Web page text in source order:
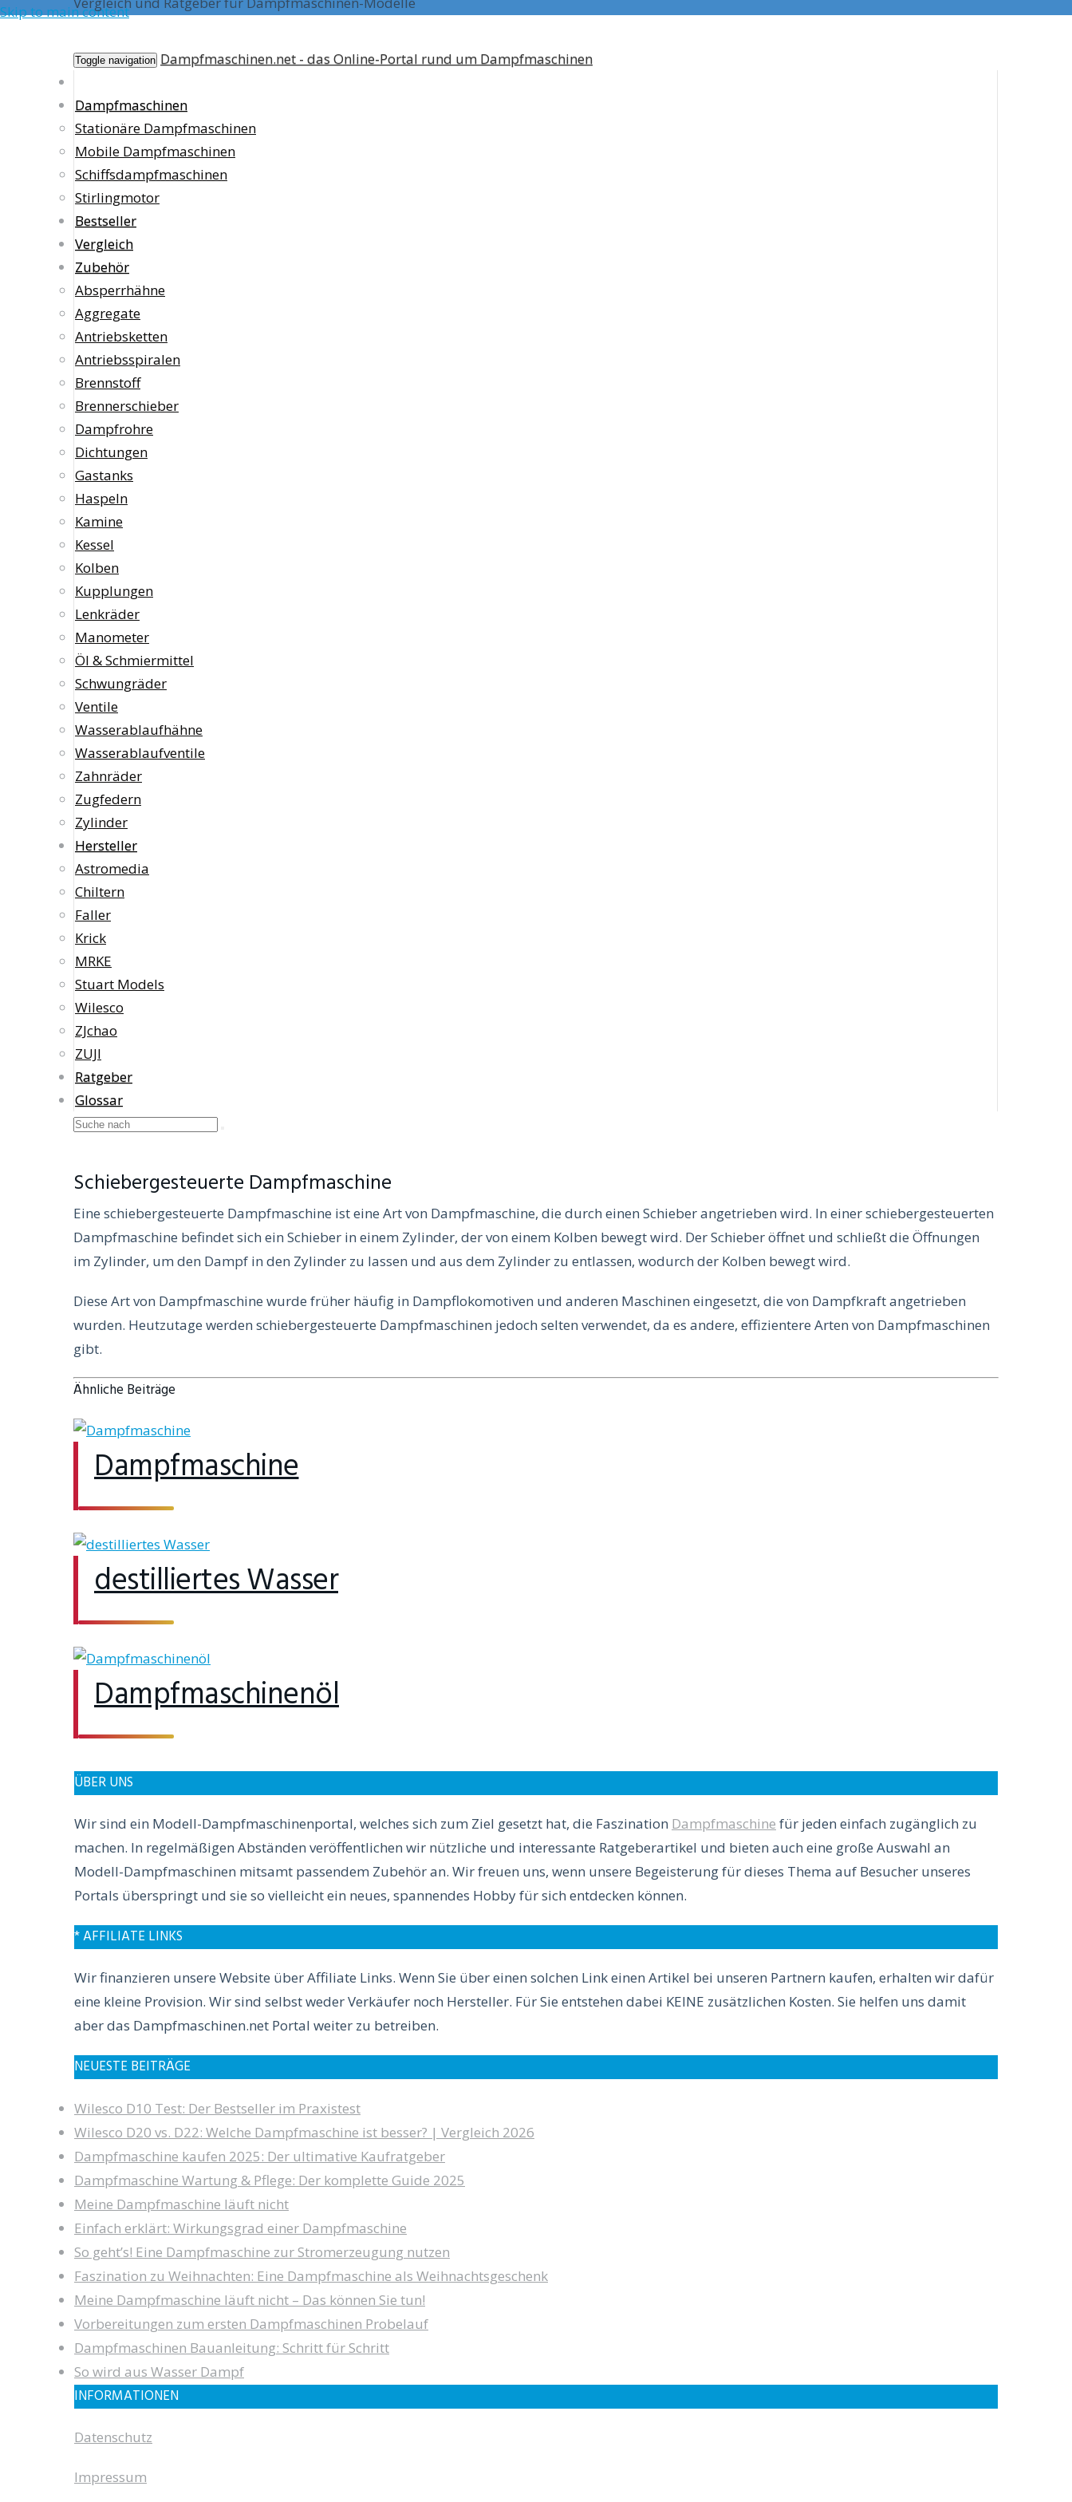
Skip to main content
Toggle navigation Dampfmaschinen.net - das Online-Portal rund um Dampfmaschinen
Dampfmaschinen
Stationäre Dampfmaschinen
Mobile Dampfmaschinen
Schiffsdampfmaschinen
Stirlingmotor
Bestseller
Vergleich
Zubehör
Absperrhähne
Aggregate
Antriebsketten
Antriebsspiralen
Brennstoff
Brennerschieber
Dampfrohre
Dichtungen
Gastanks
Haspeln
Kamine
Kessel
Kolben
Kupplungen
Lenkräder
Manometer
Öl & Schmiermittel
Schwungräder
Ventile
Wasserablaufhähne
Wasserablaufventile
Zahnräder
Zugfedern
Zylinder
Hersteller
Astromedia
Chiltern
Faller
Krick
MRKE
Stuart Models
Wilesco
ZJchao
ZUJI
Ratgeber
Glossar
Schiebergesteuerte Dampfmaschine
Eine schiebergesteuerte Dampfmaschine ist eine Art von Dampfmaschine, die durch einen Schieber angetrieben wird. In einer schiebergesteuerten
Dampfmaschine befindet sich ein Schieber in einem Zylinder, der von einem Kolben bewegt wird. Der Schieber öffnet und schließt die Öffnungen
im Zylinder, um den Dampf in den Zylinder zu lassen und aus dem Zylinder zu entlassen, wodurch der Kolben bewegt wird.
Diese Art von Dampfmaschine wurde früher häufig in Dampflokomotiven und anderen Maschinen eingesetzt, die von Dampfkraft angetrieben
wurden. Heutzutage werden schiebergesteuerte Dampfmaschinen jedoch selten verwendet, da es andere, effizientere Arten von Dampfmaschinen
gibt.
Ähnliche Beiträge
Dampfmaschine
destilliertes Wasser
Dampfmaschinenöl
ÜBER UNS
Wir sind ein Modell-Dampfmaschinenportal, welches sich zum Ziel gesetzt hat, die Faszination Dampfmaschine für jeden einfach zugänglich zu
machen. In regelmäßigen Abständen veröffentlichen wir nützliche und interessante Ratgeberartikel und bieten auch eine große Auswahl an
Modell-Dampfmaschinen mitsamt passendem Zubehör an. Wir freuen uns, wenn unsere Begeisterung für dieses Thema auf Besucher unseres
Portals überspringt und sie so vielleicht ein neues, spannendes Hobby für sich entdecken können.
* AFFILIATE LINKS
Wir finanzieren unsere Website über Affiliate Links. Wenn Sie über einen solchen Link einen Artikel bei unseren Partnern kaufen, erhalten wir dafür
eine kleine Provision. Wir sind selbst weder Verkäufer noch Hersteller. Für Sie entstehen dabei KEINE zusätzlichen Kosten. Sie helfen uns damit
aber das Dampfmaschinen.net Portal weiter zu betreiben.
NEUESTE BEITRÄGE
Wilesco D10 Test: Der Bestseller im Praxistest
Wilesco D20 vs. D22: Welche Dampfmaschine ist besser? | Vergleich 2026
Dampfmaschine kaufen 2025: Der ultimative Kaufratgeber
Dampfmaschine Wartung & Pflege: Der komplette Guide 2025
Meine Dampfmaschine läuft nicht
Einfach erklärt: Wirkungsgrad einer Dampfmaschine
So geht’s! Eine Dampfmaschine zur Stromerzeugung nutzen
Faszination zu Weihnachten: Eine Dampfmaschine als Weihnachtsgeschenk
Meine Dampfmaschine läuft nicht – Das können Sie tun!
Vorbereitungen zum ersten Dampfmaschinen Probelauf
Dampfmaschinen Bauanleitung: Schritt für Schritt
So wird aus Wasser Dampf
INFORMATIONEN
Datenschutz
Impressum